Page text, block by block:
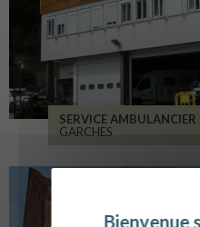
SERVICE AMBULANCIER
GARCHES